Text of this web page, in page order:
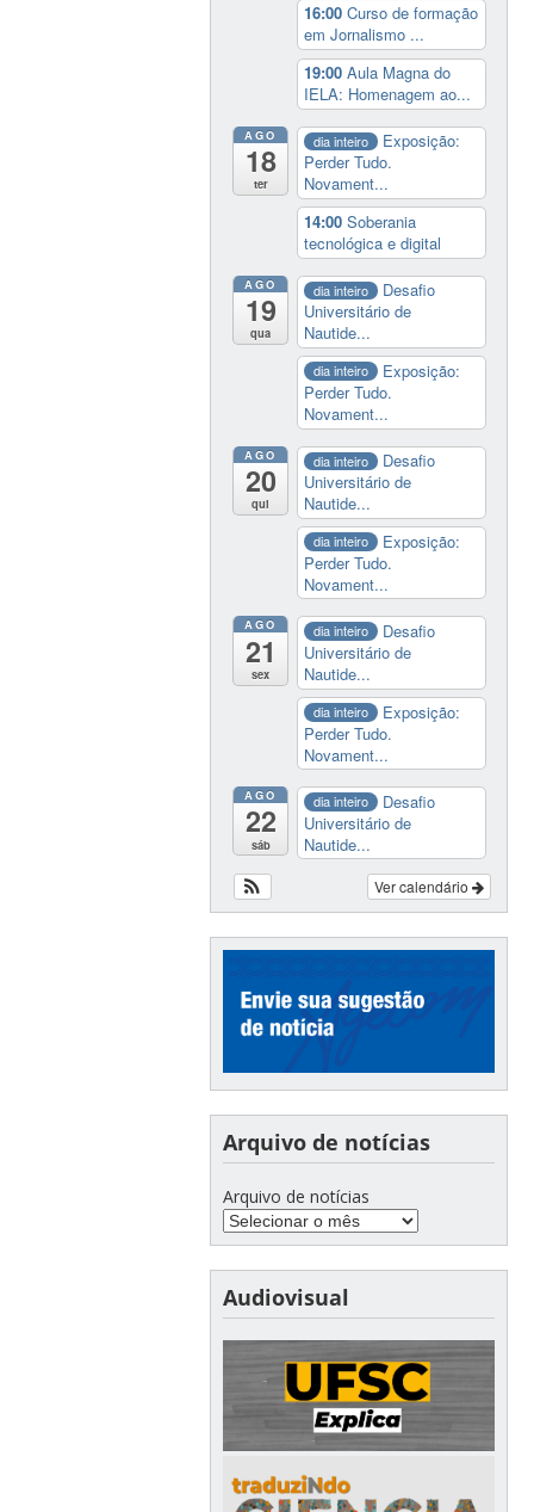
16:00Curso de formação
em Jornalismo ...
19:00Aula Magna do
IELA: Homenagem ao...
AGO
18
ter
dia inteiro
Exposição:
Perder Tudo.
Novament...
14:00Soberania
tecnológica e digital
AGO
19
qua
dia inteiro
Desafio
Universitário de
Nautide...
dia inteiro
Exposição:
Perder Tudo.
Novament...
AGO
20
qui
dia inteiro
Desafio
Universitário de
Nautide...
dia inteiro
Exposição:
Perder Tudo.
Novament...
AGO
21
sex
dia inteiro
Desafio
Universitário de
Nautide...
dia inteiro
Exposição:
Perder Tudo.
Novament...
AGO
22
sáb
dia inteiro
Desafio
Universitário de
Nautide...
Ver calendário
Arquivo de notícias
Arquivo de notícias
Audiovisual